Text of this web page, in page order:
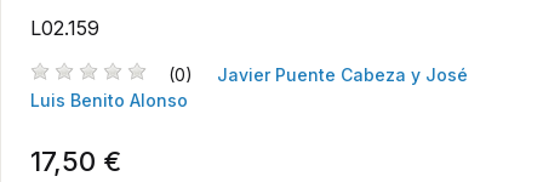
L02.159
(0)
Javier Puente Cabeza y José
Luis Benito Alonso
17,50 €